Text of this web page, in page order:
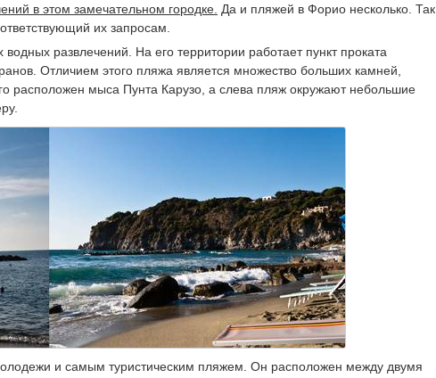
в этом замечательном городке. Да и пляжей в Форио несколько. Так
их запросам.
развлечений. На его территории работает пункт проката
Отличием этого пляжа является множество больших камней,
расположен мыса Пунта Карузо, а слева пляж окружают небольшие
и самым туристическим пляжем. Он расположен между двумя